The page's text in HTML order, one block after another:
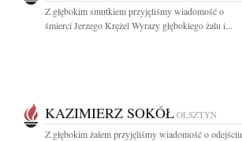
Z głębokim smutkiem przyjęliśmy wiadomość o
śmierci Jerzego Krężel Wyrazy głębokiego żalu i...
KAZIMIERZ SOKÓŁ OLSZTYN
Z głębokim żalem przyjęliśmy wiadomość o odejściu